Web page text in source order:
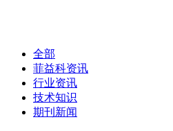
全部
菲益科资讯
行业资讯
技术知识
期刊新闻